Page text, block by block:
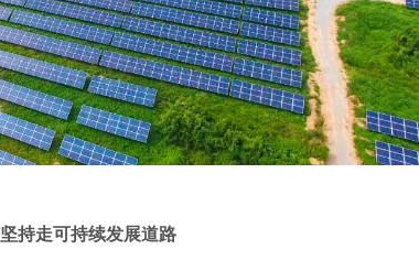
坚持走可持续发展道路